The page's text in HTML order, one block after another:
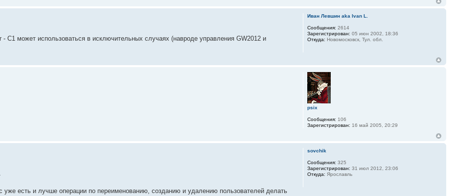
C1 может использоваться в исключительных случаях (навроде управления GW2012 и
Иван Левшин aka Ivan L.
Сообщения: 2614
Зарегистрирован: 05 июн 2002, 18:36
Откуда: Новомосковск, Тул. обл.
psix
Сообщения: 106
Зарегистрирован: 16 май 2005, 20:29
уже есть и лучше операции по переименованию, созданию и удалению пользователей делать
sovchik
Сообщения: 325
Зарегистрирован: 31 июл 2012, 23:06
Откуда: Ярославль